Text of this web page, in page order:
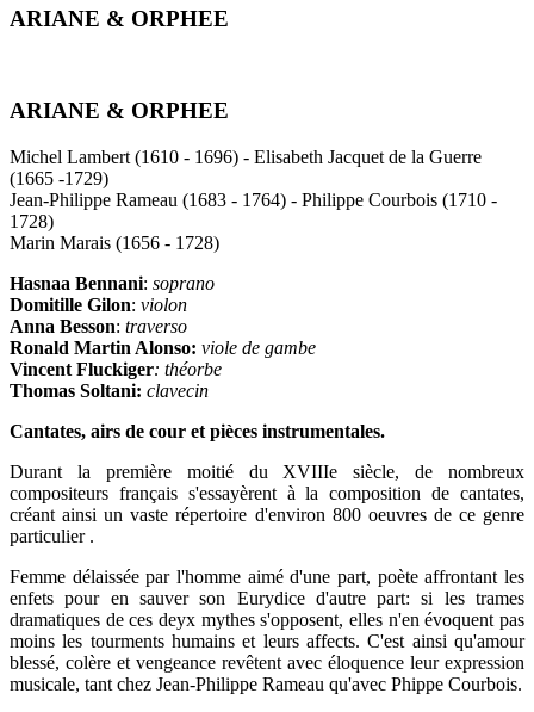
ARIANE & ORPHEE
ARIANE & ORPHEE
Michel Lambert (1610 - 1696) - Elisabeth Jacquet de la Guerre
(1665 -1729)
Jean-Philippe Rameau (1683 - 1764) - Philippe Courbois (1710 -
1728)
Marin Marais (1656 - 1728)
Hasnaa Bennani: soprano
Domitille Gilon: violon
Anna Besson: traverso
Ronald Martin Alonso: viole de gambe
Vincent Fluckiger: théorbe
Thomas Soltani: clavecin
Cantates, airs de cour et pièces instrumentales.
Durant la première moitié du XVIIIe siècle, de nombreux
compositeurs français s'essayèrent à la composition de cantates,
créant ainsi un vaste répertoire d'environ 800 oeuvres de ce genre
particulier .
Femme délaissée par l'homme aimé d'une part, poète affrontant les
enfets pour en sauver son Eurydice d'autre part: si les trames
dramatiques de ces deyx mythes s'opposent, elles n'en évoquent pas
moins les tourments humains et leurs affects. C'est ainsi qu'amour
blessé, colère et vengeance revêtent avec éloquence leur expression
musicale, tant chez Jean-Philippe Rameau qu'avec Phippe Courbois.